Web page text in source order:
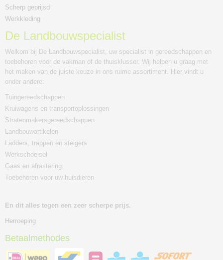
Scherp geprijsd
Werkkleding
De Landbouwspecialist
Welkom bij De Landbouwspecialist, uw specialist in gereedschappen en
toebehoren voor de vakman of de thuisklusser. Wij helpen u graag met
het maken van de juiste keuze in ons ruime assortiment. Hier vindt u
onder andere:
Tuingereedschappen
Kruiwagens en transportoplossingen
Stratenmakersgereedschappen
Landbouwartikelen
Ladders, trappen en steigers
Werkschoeisel
Gaas en afrastering
Toebehoren voor uw huisdieren
En dit alles tegen een zeer scherpe prijs.
Herroeping
Betaalmethodes